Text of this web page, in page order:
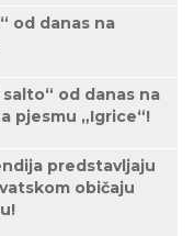
od danas na
od danas na
pjesmu „Igrice“!
predstavljaju
običaju